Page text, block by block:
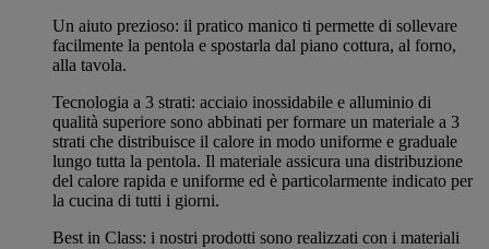
Un aiuto prezioso: il pratico manico ti permette di sollevare
facilmente la pentola e spostarla dal piano cottura, al forno,
alla tavola.
Tecnologia a 3 strati: acciaio inossidabile e alluminio di
qualità superiore sono abbinati per formare un materiale a 3
strati che distribuisce il calore in modo uniforme e graduale
lungo tutta la pentola. Il materiale assicura una distribuzione
del calore rapida e uniforme ed è particolarmente indicato per
la cucina di tutti i giorni.
Best in Class: i nostri prodotti sono realizzati con i materiali